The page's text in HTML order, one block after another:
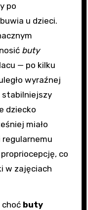
po
u dzieci.
buty
— po kilku
wyraźnej
stabilniejszy
dziecko
miało
regularnemu
co
w zajęciach
choć buty